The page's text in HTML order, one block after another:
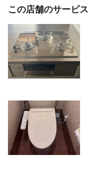
この店舗のサービス